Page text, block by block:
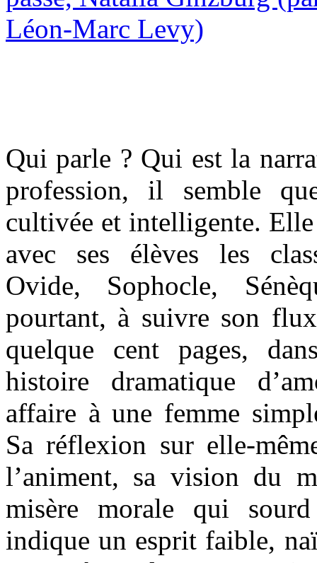
Qui parle ? Qui est la
profession, il semble
cultivée et intelligente.
avec ses élèves les
Ovide, Sophocle,
pourtant, à suivre son
quelque cent pages,
histoire dramatique
affaire à une femme
Sa réflexion sur elle-
l’animent, sa vision du
misère morale qui
indique un esprit faible,